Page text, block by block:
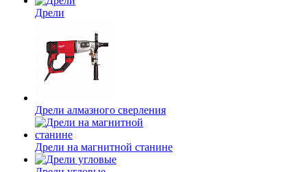
Дрели
Дрели алмазного сверления
Дрели на магнитной станине